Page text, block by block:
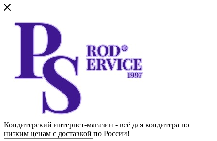
Кондитерский интернет-магазин - всё для кондитера по
низким ценам с доставкой по России!